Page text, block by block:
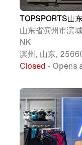
TOPSPORTS山
山东省滨州市滨
NK
滨州, 山东,
Closed • Opens